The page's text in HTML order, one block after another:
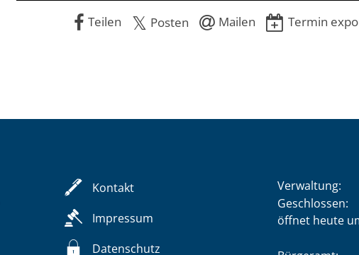
Teilen
Posten Mailen Termin
Kontakt
Impressum
Datenschutz
Verwaltung:
Klicken, um
Geschlossen:
öffnet heute